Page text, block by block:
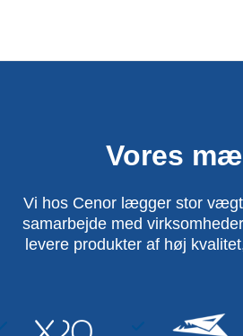
Vores
Vi hos Cenor lægger stor
samarbejde med
levere produkter af høj